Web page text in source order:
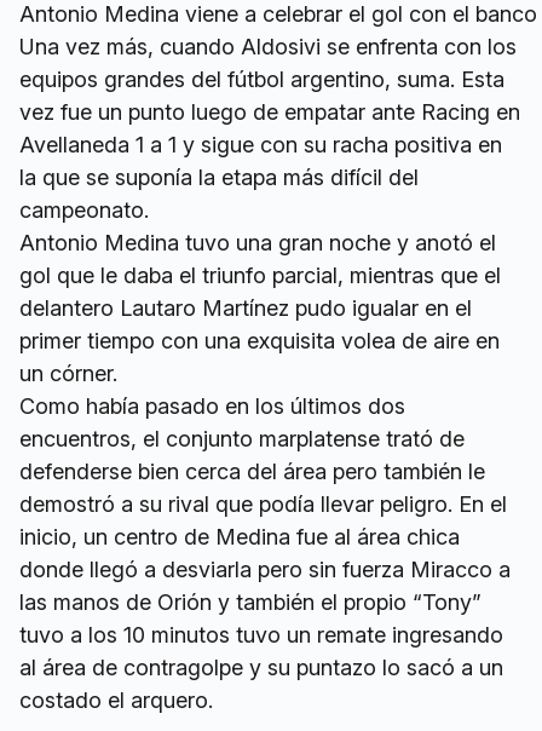
Antonio Medina viene a celebrar el gol con el
Una vez más, cuando Aldosivi se enfrenta con los
equipos grandes del fútbol argentino, suma. Esta
vez fue un punto luego de empatar ante Racing en
Avellaneda 1 a 1 y sigue con su racha positiva en
la que se suponía la etapa más difícil del
campeonato.
Antonio Medina tuvo una gran noche y anotó el
gol que le daba el triunfo parcial, mientras que el
delantero Lautaro Martínez pudo igualar en el
primer tiempo con una exquisita volea de aire en
un córner.
Como había pasado en los últimos dos
encuentros, el conjunto marplatense trató de
defenderse bien cerca del área pero también le
demostró a su rival que podía llevar peligro. En el
inicio, un centro de Medina fue al área chica
donde llegó a desviarla pero sin fuerza Miracco a
las manos de Orión y también el propio “Tony”
tuvo a los 10 minutos tuvo un remate ingresando
al área de contragolpe y su puntazo lo sacó a un
costado el arquero.